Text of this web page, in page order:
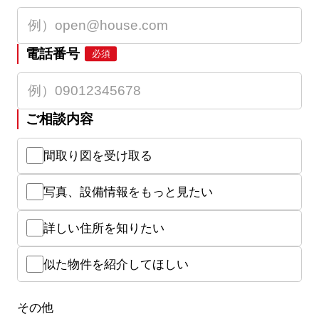
電話番号 必須
ご相談内容
間取り図を受け取る
写真、設備情報をもっと見たい
詳しい住所を知りたい
似た物件を紹介してほしい
その他